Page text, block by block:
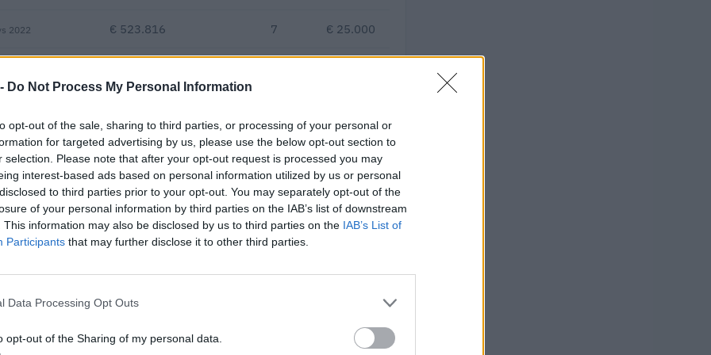
Do Not Process My Personal Information
opt-out of the sale, sharing to third parties, or processing of your personal or
for targeted advertising by us, please use the below opt-out section to
selection. Please note that after your opt-out request is processed you may
interest-based ads based on personal information utilized by us or personal
to third parties prior to your opt-out. You may separately opt-out of the
of your personal information by third parties on the IAB’s list of downstream
This information may also be disclosed by us to third parties on the IAB’s List of
Participants that may further disclose it to other third parties.
Data Processing Opt Outs
opt-out of the Sharing of my personal data.
2022 € 523.816 7 € 25.000
€ 631.516
Fatturato per dipendente
pubblici per un totale di 94.744 euro (2021–2026).
ENTE CONCEDENTE
per la formazione
esentati ai s
FONDO FOR.TE 14.579 euro